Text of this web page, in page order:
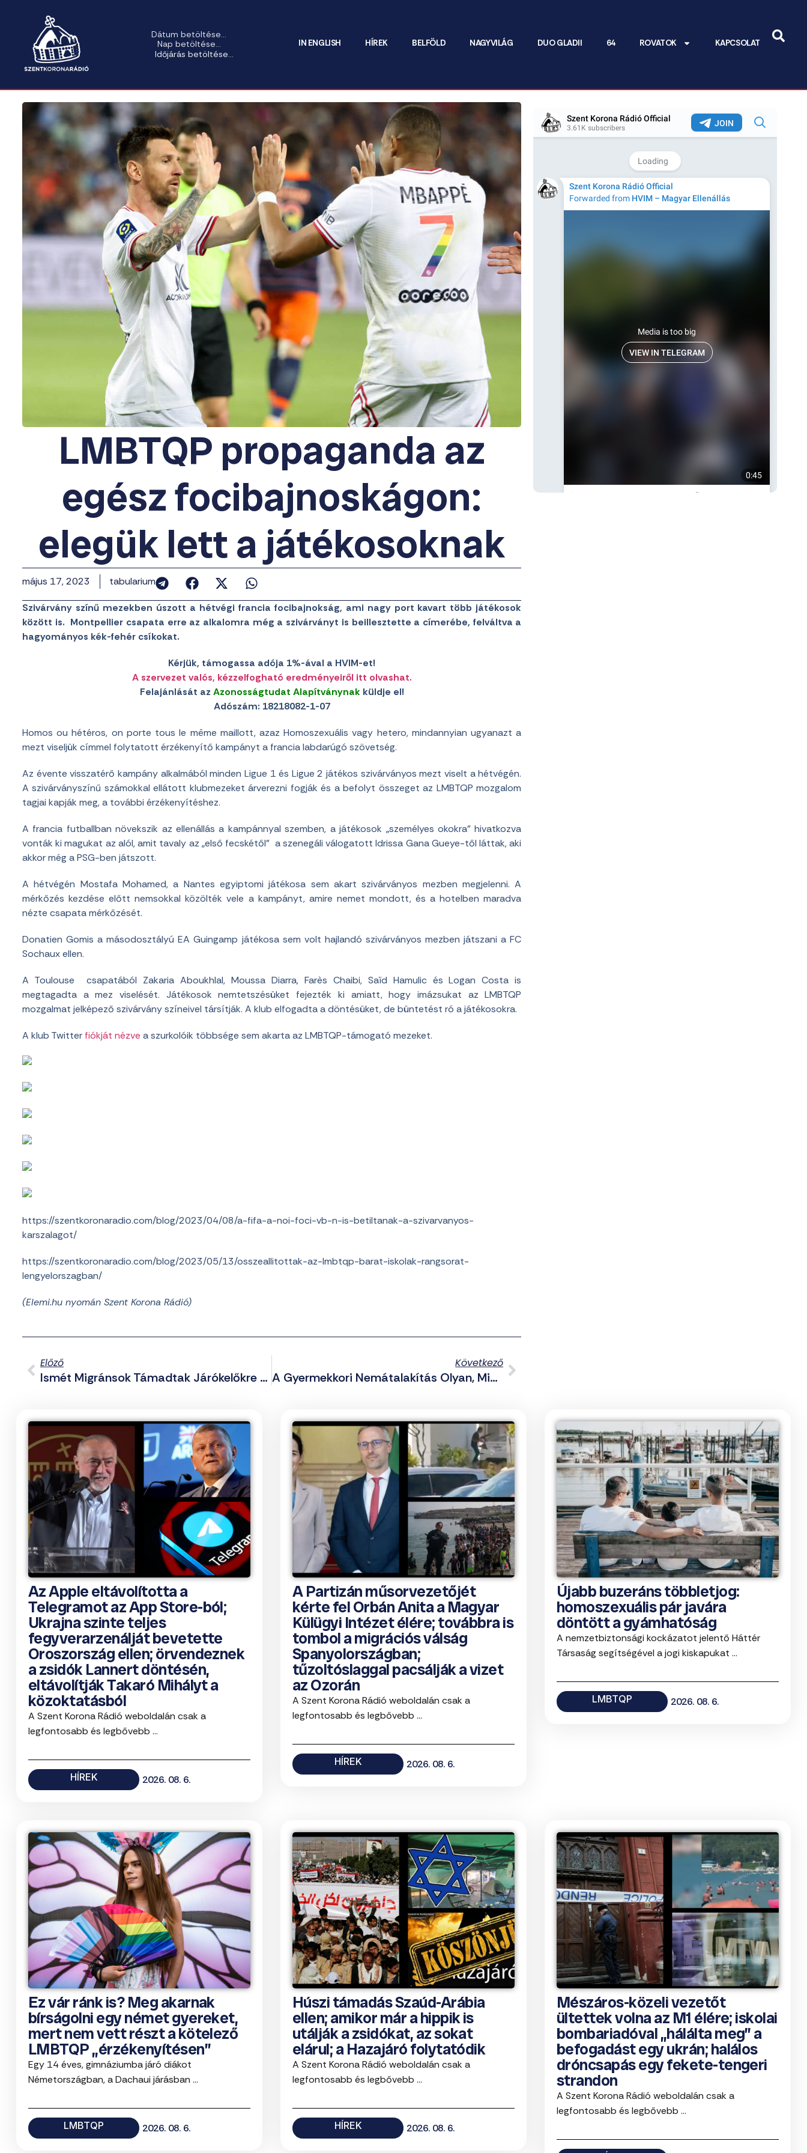
Dátum betöltése...
Nap betöltése...
Időjárás betöltése...
IN ENGLISH HÍREK BELFÖLD NAGYVILÁG DUO GLADII 64 ROVATOK KAPCSOLAT
LMBTQP propaganda az
egész focibajnoskágon:
elegük lett a játékosoknak
május 17, 2023 tabularium
Szivárvány színű mezekben úszott a hétvégi francia focibajnokság, ami nagy port kavart több játékosok
között is. Montpellier csapata erre az alkalomra még a szivárványt is beillesztette a címerébe, felváltva a
hagyományos kék-fehér csíkokat.
Kérjük, támogassa adója 1%-ával a HVIM-et!
A szervezet valós, kézzelfogható eredményeiről itt olvashat.
Felajánlását az Azonosságtudat Alapítványnak küldje el!
Adószám: 18218082-1-07
Homos ou hétéros, on porte tous le même maillott, azaz Homoszexuális vagy hetero, mindannyian ugyanazt a
mezt viseljük címmel folytatott érzékenyítő kampányt a francia labdarúgó szövetség.
Az évente visszatérő kampány alkalmából minden Ligue 1 és Ligue 2 játékos szivárványos mezt viselt a hétvégén.
A szivárványszínű számokkal ellátott klubmezeket árverezni fogják és a befolyt összeget az LMBTQP mozgalom
tagjai kapják meg, a további érzékenyítéshez.
A francia futballban növekszik az ellenállás a kampánnyal szemben, a játékosok „személyes okokra” hivatkozva
vonták ki magukat az alól, amit tavaly az „első fecskétől” a szenegáli válogatott Idrissa Gana Gueye-től láttak, aki
akkor még a PSG-ben játszott.
A hétvégén Mostafa Mohamed, a Nantes egyiptomi játékosa sem akart szivárványos mezben megjelenni. A
mérkőzés kezdése előtt nemsokkal közölték vele a kampányt, amire nemet mondott, és a hotelben maradva
nézte csapata mérkőzését.
Donatien Gomis a másodosztályú EA Guingamp játékosa sem volt hajlandó szivárványos mezben játszani a FC
Sochaux ellen.
A Toulouse csapatából Zakaria Aboukhlal, Moussa Diarra, Farès Chaibi, Saïd Hamulic és Logan Costa is
megtagadta a mez viselését. Játékosok nemtetszésüket fejezték ki amiatt, hogy imázsukat az LMBTQP
mozgalmat jelképező szivárvány színeivel társítják. A klub elfogadta a döntésüket, de büntetést ró a játékosokra.
A klub Twitter fiókját nézve a szurkolóik többsége sem akarta az LMBTQP-támogató mezeket.
https://szentkoronaradio.com/blog/2023/04/08/a-fifa-a-noi-foci-vb-n-is-betiltanak-a-szivarvanyos-
karszalagot/
https://szentkoronaradio.com/blog/2023/05/13/osszeallitottak-az-lmbtqp-barat-iskolak-rangsorat-
lengyelorszagban/
(Elemi.hu nyomán Szent Korona Rádió)
Előző
Ismét Migránsok Támadtak Járókelőkre Fényes Nappal
Következő
A Gyermekkori Nemátalakítás Olyan, Mint A Cukorbetegség Kezelése Az Agresszív LMBTQP-Lobbista „orvosok” Szerint
Az Apple eltávolította a
Telegramot az App Store-ból;
Ukrajna szinte teljes
fegyverarzenálját bevetette
Oroszország ellen; örvendeznek
a zsidók Lannert döntésén,
eltávolítják Takaró Mihályt a
közoktatásból
A Szent Korona Rádió weboldalán csak a
legfontosabb és legbővebb ...
HÍREK 2026. 08. 6.
A Partizán műsorvezetőjét
kérte fel Orbán Anita a Magyar
Külügyi Intézet élére; továbbra is
tombol a migrációs válság
Spanyolországban;
tűzoltóslaggal pacsálják a vizet
az Ozorán
A Szent Korona Rádió weboldalán csak a
legfontosabb és legbővebb ...
HÍREK 2026. 08. 6.
Újabb buzeráns többletjog:
homoszexuális pár javára
döntött a gyámhatóság
A nemzetbiztonsági kockázatot jelentő Háttér
Társaság segítségével a jogi kiskapukat ...
LMBTQP 2026. 08. 6.
Ez vár ránk is? Meg akarnak
bírságolni egy német gyereket,
mert nem vett részt a kötelező
LMBTQP „érzékenyítésen”
Egy 14 éves, gimnáziumba járó diákot
Németországban, a Dachaui járásban ...
LMBTQP 2026. 08. 6.
Húszi támadás Szaúd-Arábia
ellen; amikor már a hippik is
utálják a zsidókat, az sokat
elárul; a Hazajáró folytatódik
A Szent Korona Rádió weboldalán csak a
legfontosabb és legbővebb ...
HÍREK 2026. 08. 6.
Mészáros-közeli vezetőt
ültettek volna az M1 élére; iskolai
bombariadóval „hálálta meg” a
befogadást egy ukrán; halálos
dróncsapás egy fekete-tengeri
strandon
A Szent Korona Rádió weboldalán csak a
legfontosabb és legbővebb ...